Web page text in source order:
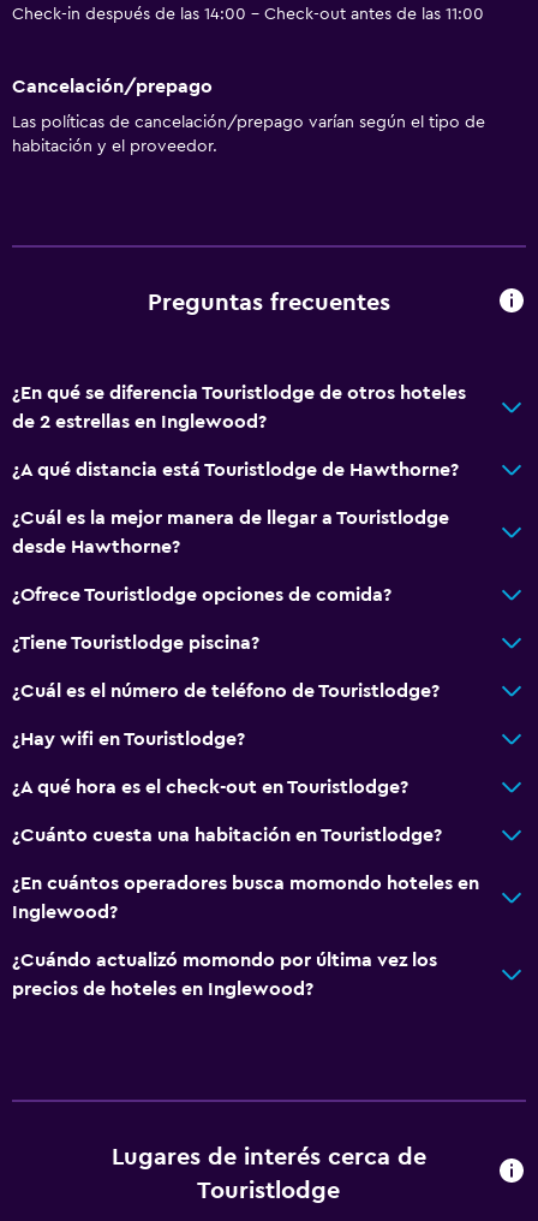
Check-in después de las 14:00 - Check-out antes de las 11:00
Cancelación/prepago
Las políticas de cancelación/prepago varían según el tipo de
habitación y el proveedor.
Preguntas frecuentes
¿En qué se diferencia Touristlodge de otros hoteles
de 2 estrellas en Inglewood?
¿A qué distancia está Touristlodge de Hawthorne?
¿Cuál es la mejor manera de llegar a Touristlodge
desde Hawthorne?
¿Ofrece Touristlodge opciones de comida?
¿Tiene Touristlodge piscina?
¿Cuál es el número de teléfono de Touristlodge?
¿Hay wifi en Touristlodge?
¿A qué hora es el check-out en Touristlodge?
¿Cuánto cuesta una habitación en Touristlodge?
¿En cuántos operadores busca momondo hoteles en
Inglewood?
¿Cuándo actualizó momondo por última vez los
precios de hoteles en Inglewood?
Lugares de interés cerca de
Touristlodge